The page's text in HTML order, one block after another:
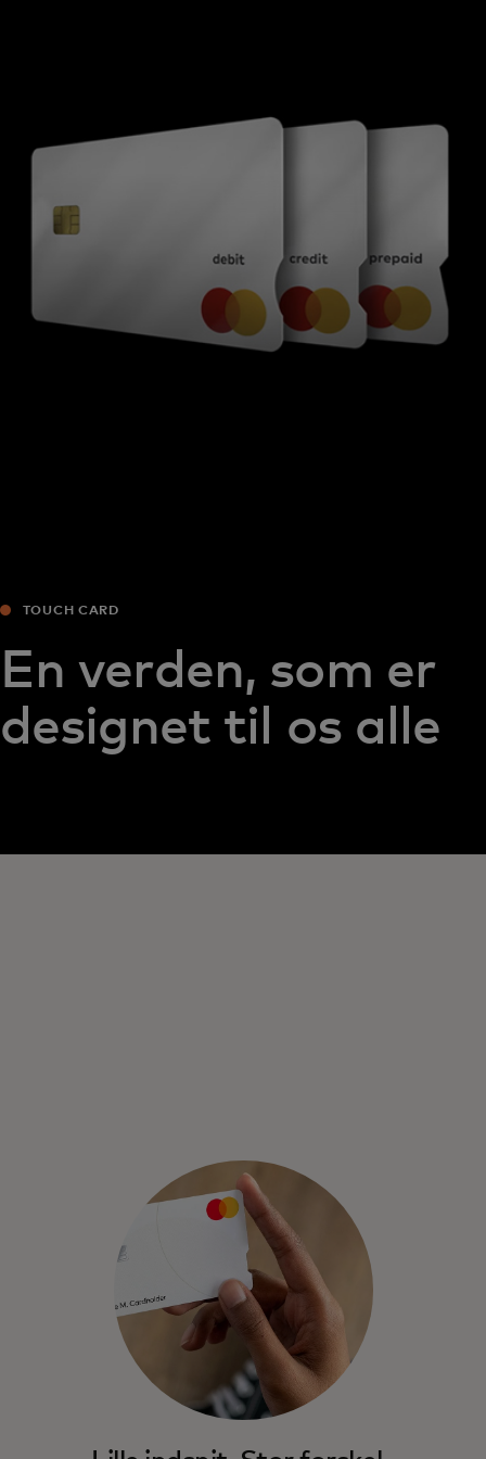
Til innovatører
Nyheder og trends
TOUCH CARD
En verden, som er
designet til os alle